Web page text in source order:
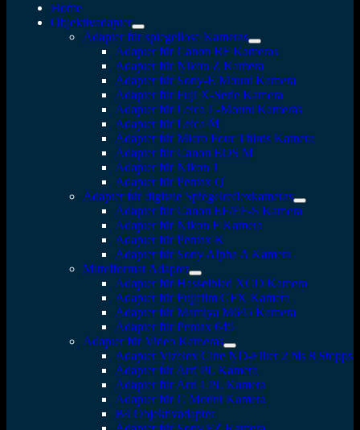
Home
Objektivadapter
Adapter für spiegellose Kameras
Adapter für Canon RF Kameras
Adapter für Nikon Z Kamera
Adapter für Sony-E Mount Kamera
Adapter für Fuji X-Serie Kamera
Adapter für Leica L-Mount Kameras
Adapter für Leica M
Adapter für Micro Four Thirds Kamera
Adapter für Canon EOS M
Adapter für Nikon 1
Adapter für Pentax Q
Adapter für digitale Spiegelreflexkameras
Adapter für Canon EF/EF-S Kamera
Adapter für Nikon F Kamera
Adapter für Pentax K
Adapter für Sony Alpha A Kamera
Mittelformat Adapter
Adapter für Hasselblad XCD Kamera
Adapter für Fujifilm GFX Kamera
Adapter für Mamiya M645 Kamera
Adapter für Pentax 645
Adapter für Video Kameras
Adapter Vizelex Cine ND-Filter 2 bis 8 Stopps
Adapter für Arri PL Kamera
Adapter für Arri LPL Kamera
Adapter für C Mount Kamera
B4 Objektivadapter